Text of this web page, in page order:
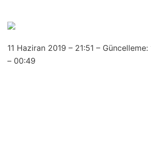
11 Haziran 2019 – 21:51 –
– 00:49